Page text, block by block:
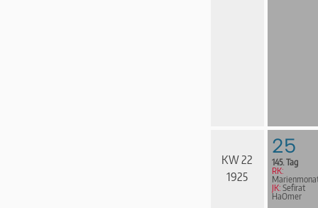
KW 22
1925
25
145. Tag
RK:
JK: Sefirat
HaOmer